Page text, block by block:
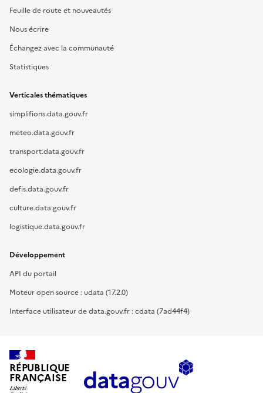
Feuille de route et nouveautés
Nous écrire
Échangez avec la communauté
Statistiques
Verticales thématiques
simplifions.data.gouv.fr
meteo.data.gouv.fr
transport.data.gouv.fr
ecologie.data.gouv.fr
defis.data.gouv.fr
culture.data.gouv.fr
logistique.data.gouv.fr
Développement
API du portail
Moteur open source : udata (17.2.0)
Interface utilisateur de data.gouv.fr : cdata (7ad44f4)
RÉPUBLIQUE
FRANÇAISE